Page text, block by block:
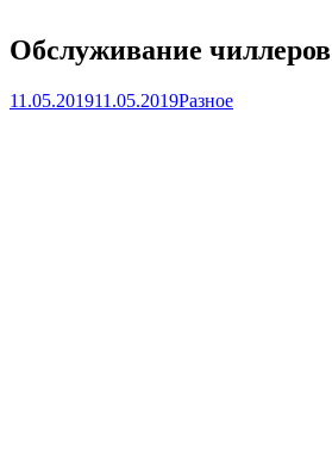
Обслуживание чиллеров
11.05.201911.05.2019Разное